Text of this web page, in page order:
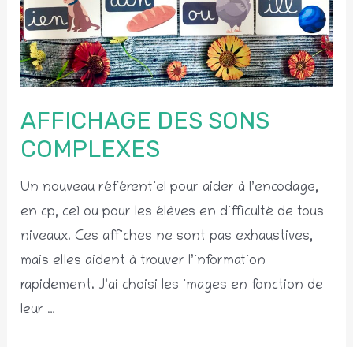
AFFICHAGE DES SONS
COMPLEXES
Un nouveau référentiel pour aider à l’encodage,
en cp, ce1 ou pour les élèves en difficulté de tous
niveaux. Ces affiches ne sont pas exhaustives,
mais elles aident à trouver l’information
rapidement. J’ai choisi les images en fonction de
leur …